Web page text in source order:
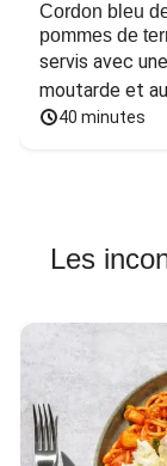
Cordon bleu
pommes de
servis avec
moutarde et
40 minutes
Les